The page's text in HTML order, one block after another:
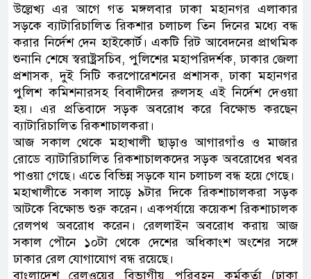
‍উল্লেখ্য এর আগে গত মঙ্গলবার ঢাকা মহানগর এলাকার
সড়কে ব্যাটারিচালিত রিকশার চলাচল তিন দিনের মধ্যে বন্ধ
করার নির্দেশ দেন হাইকোর্ট। একটি রিট আবেদনের প্রাথমিক
শুনানি শেষে স্বরাষ্ট্রসচিব, পুলিশের মহাপরিদর্শক, ঢাকার জেলা
প্রশাসক, দুই সিটি করপোরেশনের প্রশাসক, ঢাকা মহানগর
পুলিশ কমিশনারসহ বিবাদীদের রুলসহ এই নির্দেশ দেওয়া
হয়। এর প্রতিবাদে সড়ক অবরোধ করে বিক্ষোভ করছেন
ব্যাটারিচালিত রিকশাচালকরা।
আজ সকাল থেকে মহাখালী ছাড়াও আগারগাঁও ও মাজার
রোডে ব্যাটারিচালিত রিকশাচালকদের সড়ক অবরোধের খবর
পাওয়া গেছে। এতে বিভিন্ন সড়কে যান চলাচল বন্ধ হয়ে গেছে।
মহাখালীতে সকাল সাড়ে ৯টার দিকে রিকশাচালকরা সড়ক
আটকে বিক্ষোভ শুরু করেন। একপর্যায়ে কয়েকশ রিকশাচালক
রেলপথ অবরোধ করেন। রেললাইন অবরোধ করায় আজ
সকাল পৌনে ১০টা থেকে দেশের অধিকাংশ অংশের সঙ্গে
ঢাকার রেল যোগাযোগ বন্ধ রয়েছে।
বাংলাদেশ রেলওয়ের বিভাগীয় পরিবহন কর্মকর্তা (ঢাকা